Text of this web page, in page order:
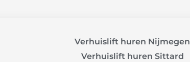
Verhuislift huren Nijmegen
Verhuislift huren Sittard